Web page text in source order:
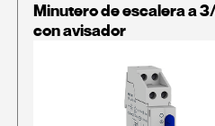
Minutero de escalera a
con avisador